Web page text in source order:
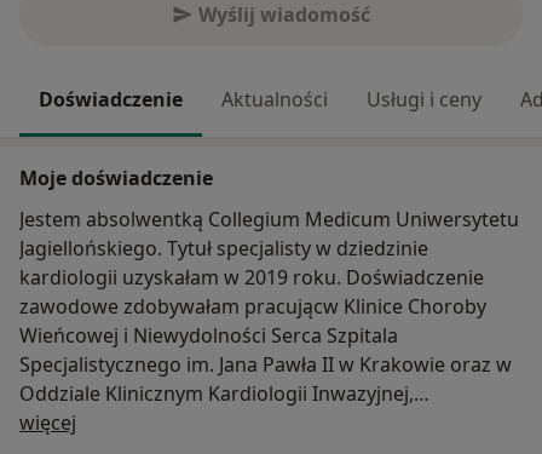
Wyślij wiadomość
Doświadczenie Aktualności Usługi i ceny
Moje doświadczenie
Jestem absolwentką Collegium Medicum Uniwersytetu
Jagiellońskiego. Tytuł specjalisty w dziedzinie
kardiologii uzyskałam w 2019 roku. Doświadczenie
zawodowe zdobywałam pracującw Klinice Choroby
Wieńcowej i Niewydolności Serca Szpitala
Specjalistycznego im. Jana Pawła II w Krakowie oraz w
Oddziale Klinicznym Kardiologii Inwazyjnej,
Elektroterapii i Angiologii Szpitala św. Rafała w
więcej